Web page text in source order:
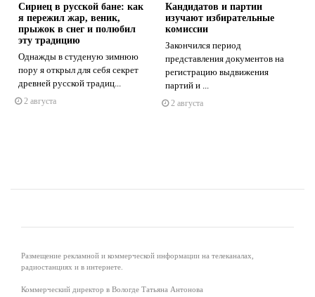
Сириец в русской бане: как
я пережил жар, веник,
прыжок в снег и полюбил
эту традицию
Однажды в студеную зимнюю
пору я открыл для себя секрет
древней русской традиц...
2 августа
Кандидатов и партии
изучают избирательные
комиссии
Закончился период
представления документов на
регистрацию выдвижения
партий и ...
2 августа
Размещение рекламной и коммерческой информации на телеканалах,
радиостанциях и в интернете.
Коммерческий директор в Вологде Татьяна Антонова